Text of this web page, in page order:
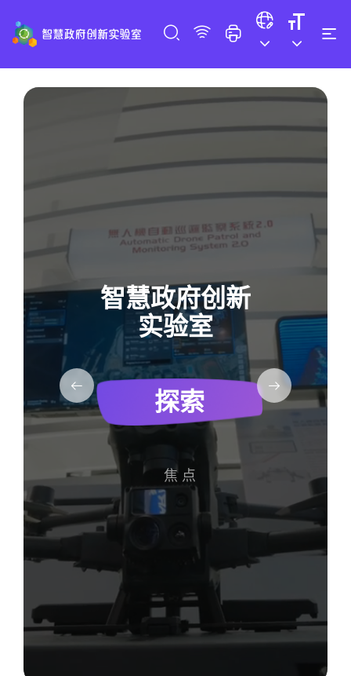
智慧政府创新
实验室
探索
焦点